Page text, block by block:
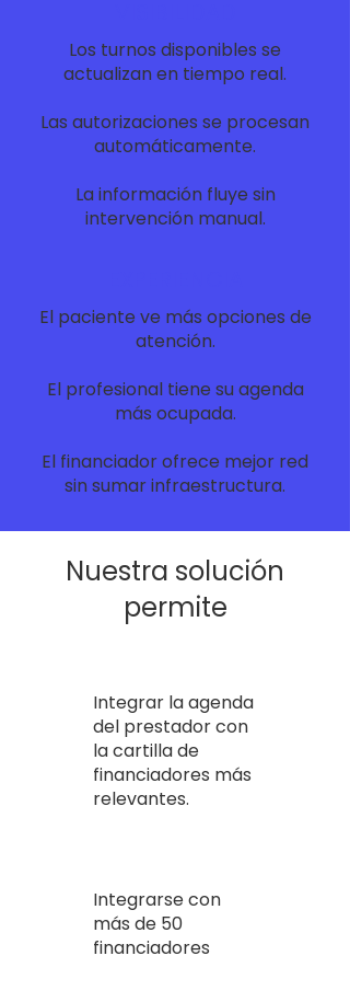
Los turnos disponibles se
actualizan en tiempo real.
Las autorizaciones se procesan
automáticamente.
La información fluye sin
intervención manual.
El paciente ve más opciones de
atención.
El profesional tiene su agenda
más ocupada.
El financiador ofrece mejor red
sin sumar infraestructura.
Nuestra solución
permite​
Integrar la agenda
del prestador con
la cartilla de
financiadores más
relevantes.
Integrarse con
más de 50
financiadores